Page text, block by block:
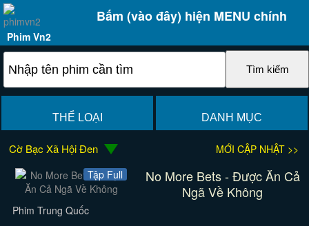
Bấm (vào đây) hiện MENU chính
Phim Vn2
THỂ LOẠI DANH MỤC
Cờ Bạc Xã Hội Đen
MỚI CẬP NHẬT >>
Tập Full
No More Bets - Được Ăn Cả
Ngã Về Không
Phim Trung Quốc